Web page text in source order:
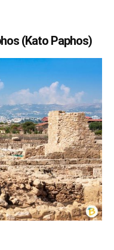
(Kato Paphos)